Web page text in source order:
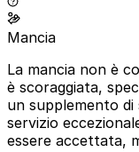
Mancia
La mancia non è
è scoraggiata,
un supplemento
servizio
essere accettata,